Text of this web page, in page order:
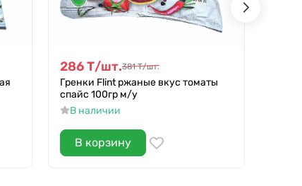
286Т/шт.381 Т/шт.
Гренки Flint ржаные вкус томаты
спайс 100гр м/у
В наличии
В корзину